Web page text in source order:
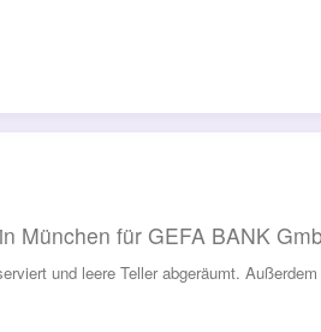
München für GEFA BANK
und leere Teller abgeräumt.